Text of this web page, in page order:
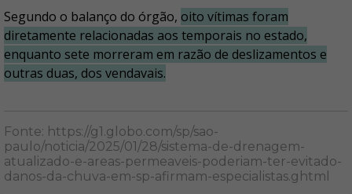
Segundo o balanço do órgão, oito vítimas foram
diretamente relacionadas aos temporais no estado,
enquanto sete morreram em razão de deslizamentos e
outras duas, dos vendavais.
Fonte: https://g1.globo.com/sp/sao-
paulo/noticia/2025/01/28/sistema-de-drenagem-
atualizado-e-areas-permeaveis-poderiam-ter-evitado-
danos-da-chuva-em-sp-afirmam-especialistas.ghtml